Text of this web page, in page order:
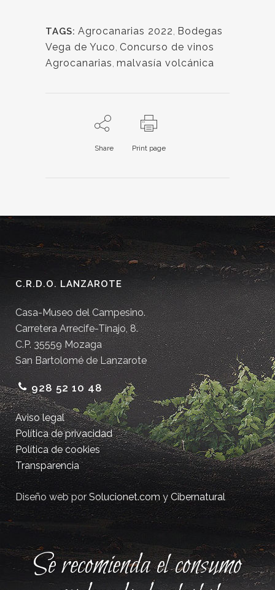
TAGS: Agrocanarias 2022, Bodegas
Vega de Yuco, Concurso de vinos
Agrocanarias, malvasía volcánica
Share Print page
C.R.D.O. LANZAROTE
Casa-Museo del Campesino.
Carretera Arrecife-Tinajo, 8.
C.P. 35559 Mozaga
San Bartolomé de Lanzarote
928 52 10 48
Aviso legal
Política de privacidad
Política de cookies
Transparencia
Diseño web porSolucionet.comyCibernatural
Se recomienda el consumo